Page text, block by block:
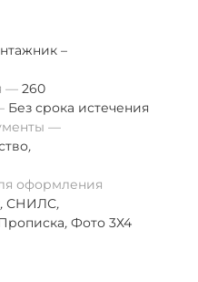
–
260
Без срока истечения
,
оформления
, СНИЛС,
, Фото 3Х4